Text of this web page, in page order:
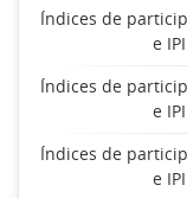
Índices de
e
Índices de
e
Índices de
e